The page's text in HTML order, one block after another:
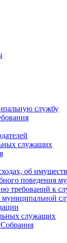
службу
служащих
об
поведения
требований к
муниципальной
служащих